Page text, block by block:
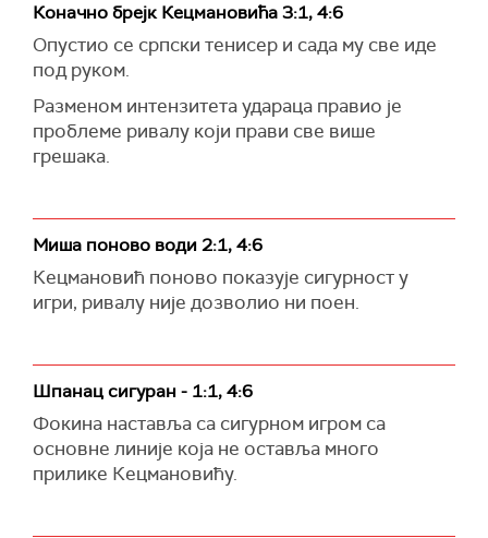
Коначно брејк Кецмановића 3:1, 4:6
Опустио се српски тенисер и сада му све иде
под руком.
Разменом интензитета удараца правио је
проблеме ривалу који прави све више
грешака.
Миша поново води 2:1, 4:6
Кецмановић поново показује сигурност у
игри, ривалу није дозволио ни поен.
Шпанац сигуран - 1:1, 4:6
Фокина наставља са сигурном игром са
основне линије која не оставља много
прилике Кецмановићу.